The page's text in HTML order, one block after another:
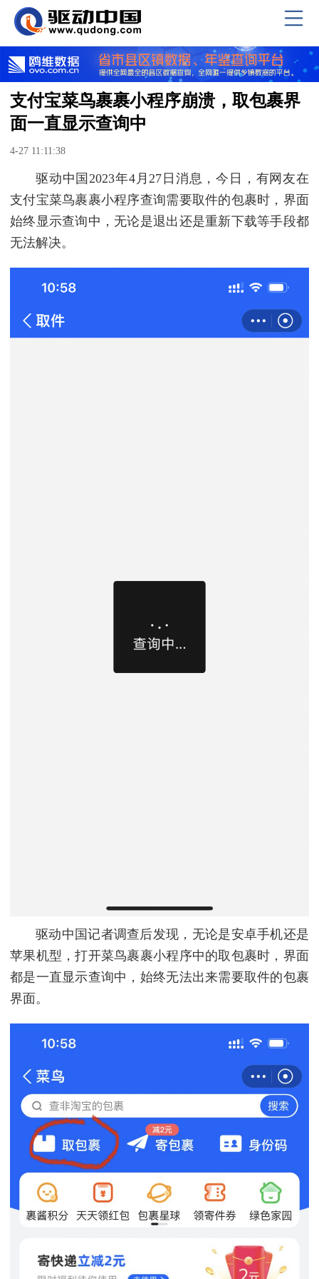
支付宝菜鸟裹裹小程序崩溃，取包裹界
面一直显示查询中
4-27 11:11:38
驱动中国2023年4月27日消息，今日，有网友在
支付宝菜鸟裹裹小程序查询需要取件的包裹时，界面
始终显示查询中，无论是退出还是重新下载等手段都
无法解决。
驱动中国记者调查后发现，无论是安卓手机还是
苹果机型，打开菜鸟裹裹小程序中的取包裹时，界面
都是一直显示查询中，始终无法出来需要取件的包裹
界面。